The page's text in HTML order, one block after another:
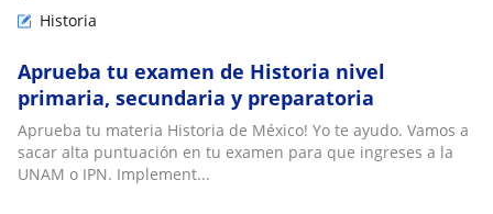
Historia
Aprueba tu examen de Historia nivel
primaria, secundaria y preparatoria
Aprueba tu materia Historia de México! Yo te ayudo. Vamos a
sacar alta puntuación en tu examen para que ingreses a la
UNAM o IPN. Implement...